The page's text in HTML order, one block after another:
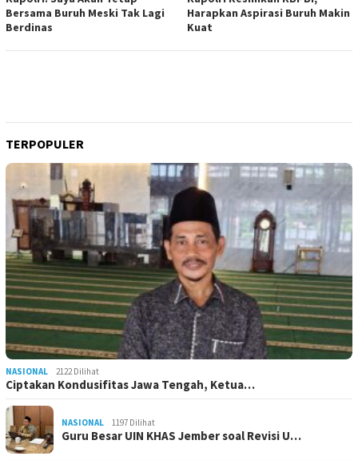
Bersama Buruh Meski Tak Lagi
Berdinas
Harapkan Aspirasi Buruh Makin
Kuat
TERPOPULER
NASIONAL 2122 Dilihat
Ciptakan Kondusifitas Jawa Tengah, Ketua…
NASIONAL 1197 Dilihat
Guru Besar UIN KHAS Jember soal Revisi U…